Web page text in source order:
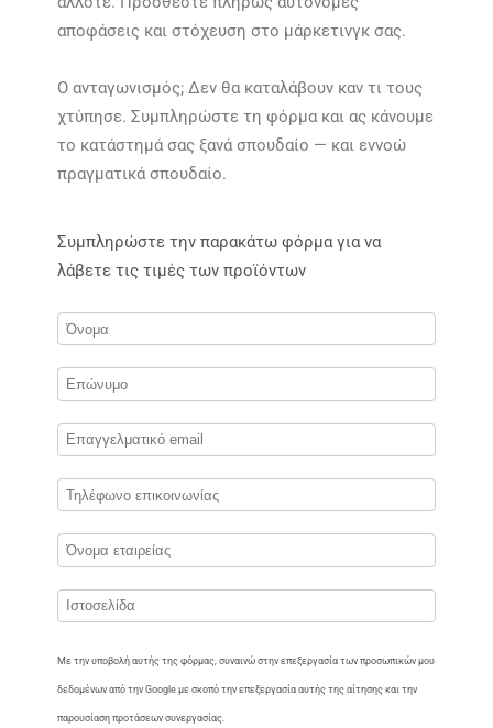
αποφάσεις και στόχευση στο μάρκετινγκ σας.
Ο ανταγωνισμός; Δεν θα καταλάβουν καν τι τους
χτύπησε. Συμπληρώστε τη φόρμα και ας κάνουμε
το κατάστημά σας ξανά σπουδαίο — και εννοώ
πραγματικά σπουδαίο.
Συμπληρώστε την παρακάτω φόρμα για να
λάβετε τις τιμές των προϊόντων
Με την υποβολή αυτής της φόρμας, συναινώ στην επεξεργασία των προσωπικών μου
δεδομένων από την Google με σκοπό την επεξεργασία αυτής της αίτησης και την
παρουσίαση προτάσεων συνεργασίας.